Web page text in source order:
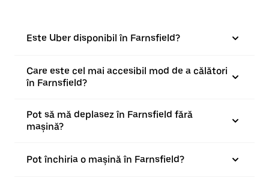
Este Uber disponibil în Farnsfield?
Care este cel mai accesibil mod de a călători
în Farnsfield?
Pot să mă deplasez în Farnsfield fără
mașină?
Pot închiria o mașină în Farnsfield?